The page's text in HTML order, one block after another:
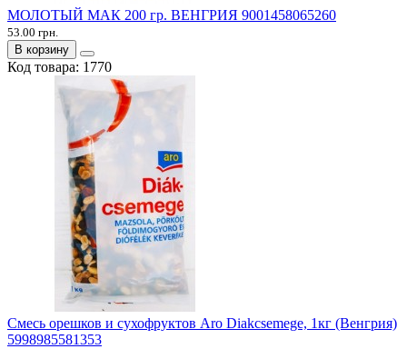
МОЛОТЫЙ МАК 200 гр. ВЕНГРИЯ 9001458065260
53.00 грн.
В корзину
Код товара: 1770
Смесь орешков и сухофруктов Aro Diakcsemege, 1кг (Венгрия)
5998985581353